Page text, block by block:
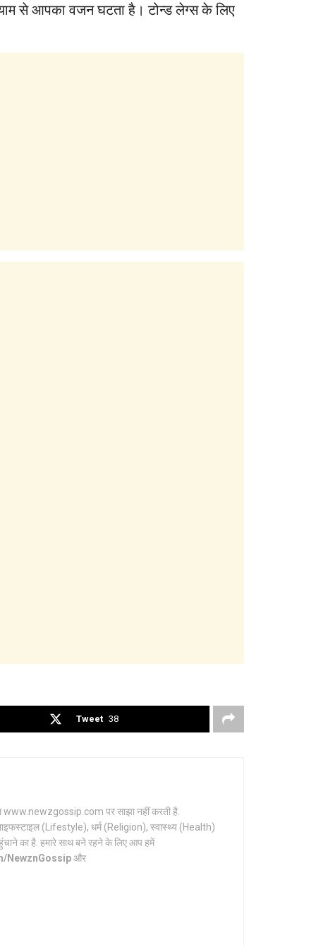
से आपका वजन घटता है। टोन्ड लेग्स के लिए
Tweet 38
www.newzgossip.com पर साझा नहीं करती है.
(Lifestyle), धर्म (Religion), स्वास्थ्य (Health)
का है. हमारे साथ बने रहने के लिए आप हमें
NewznGossipऔर